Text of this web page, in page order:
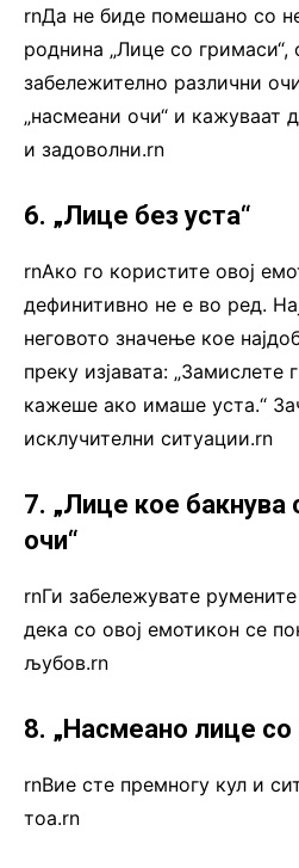
rnДа не биде помешано со
роднина „Лице со гримаси“,
забележително различни
„насмеани очи“ и кажуваат
и задоволни.rn
6. „Лице без уста“
rnАко го користите овој
дефинитивно не е во ред.
неговото значење кое
преку изјавата: „Замислете
кажеше ако имаше уста.“
исклучителни ситуации.rn
7. „Лице кое бакнува
очи“
rnГи забележувате
дека со овој емотикон се
љубов.rn
8. „Насмеано лице со
rnВие сте премногу кул и
тоа.rn